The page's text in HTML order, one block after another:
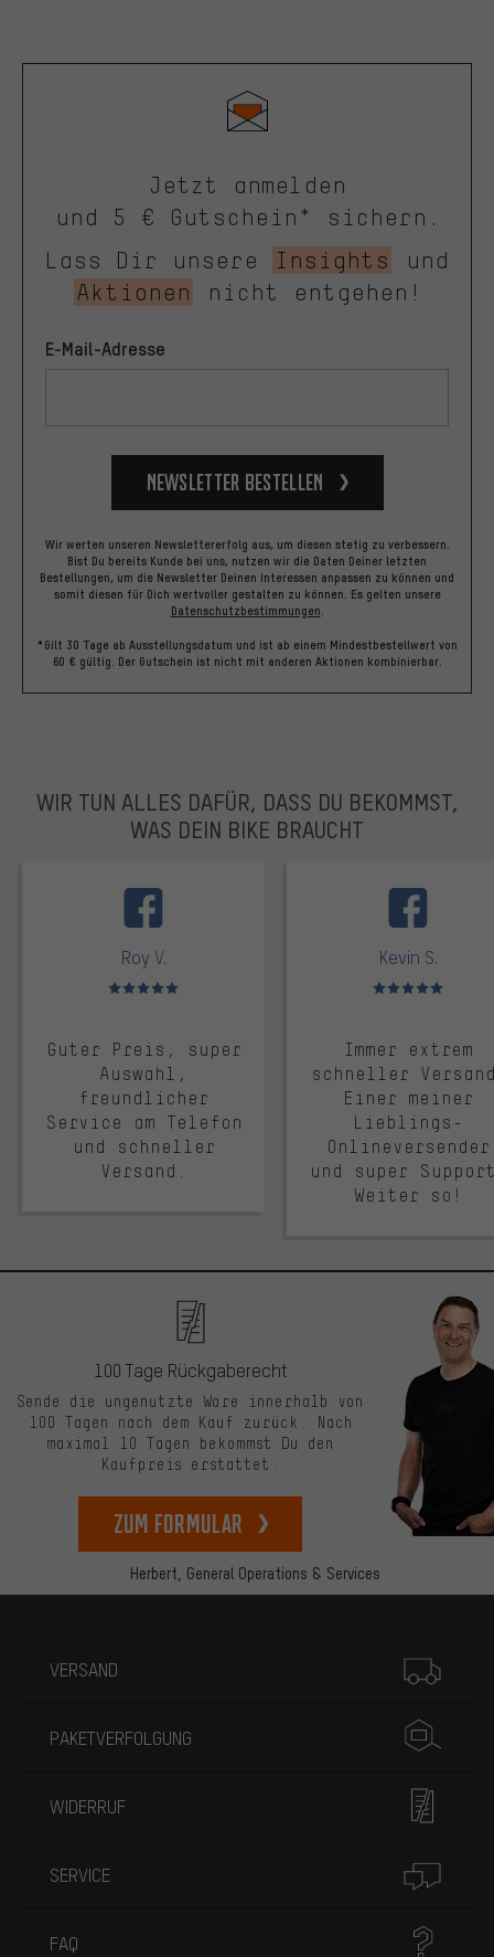
Jetzt anmelden
und 5 € Gutschein* sichern.
Lass Dir unsere
Insights
und
Aktionen
nicht entgehen!
E-Mail-Adresse
Newsletter bestellen
Wir werten unseren Newslettererfolg aus, um diesen stetig zu verbessern.
Bist Du bereits Kunde bei uns, nutzen wir die Daten Deiner letzten
Bestellungen, um die Newsletter Deinen Interessen anpassen zu können und
somit diesen für Dich wertvoller gestalten zu können. Es gelten unsere
Datenschutzbestimmungen.
*Gilt 30 Tage ab Ausstellungsdatum und ist ab einem Mindestbestellwert von
60 € gültig. Der Gutschein ist nicht mit anderen Aktionen kombinierbar.
WIR TUN ALLES DAFÜR, DASS DU BEKOMMST,
WAS DEIN BIKE BRAUCHT
Roy V.
Bewertungen: 5 von 5
Guter Preis, super
Auswahl,
freundlicher
Service am Telefon
und schneller
Versand.
Kevin S.
Bewertungen: 5 von 5
Immer extrem
schneller
Einer meiner
Lieblings-
Onlineversender
und super
Weiter so!
Herbert, General Operations & Services
100 Tage Rückgaberecht
Sende die ungenutzte Ware innerhalb von
100 Tagen nach dem Kauf zurück. Nach
maximal 10 Tagen bekommst Du den
Kaufpreis erstattet.
zum Formular
VERSAND
PAKETVERFOLGUNG
WIDERRUF
SERVICE
FAQ